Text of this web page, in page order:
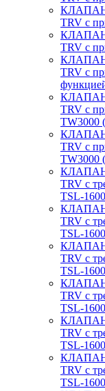
TRV с
TRV с
TRV с
TRV с
TW3000
TRV с
TW3000
TRV с
TSL-
TRV с
TSL-
TRV с
TSL-
TRV с
TSL-
TRV с
TSL-
TRV с
TSL-